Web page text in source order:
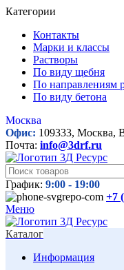
Категории
Контакты
Марки и классы
Растворы
По виду щебня
По направлениям
По виду бетона
Москва
Офис: 109333, Москва,
Почта: info@3drf.ru
График: 9:00 - 19:00
+7
Меню
Каталог
Информация